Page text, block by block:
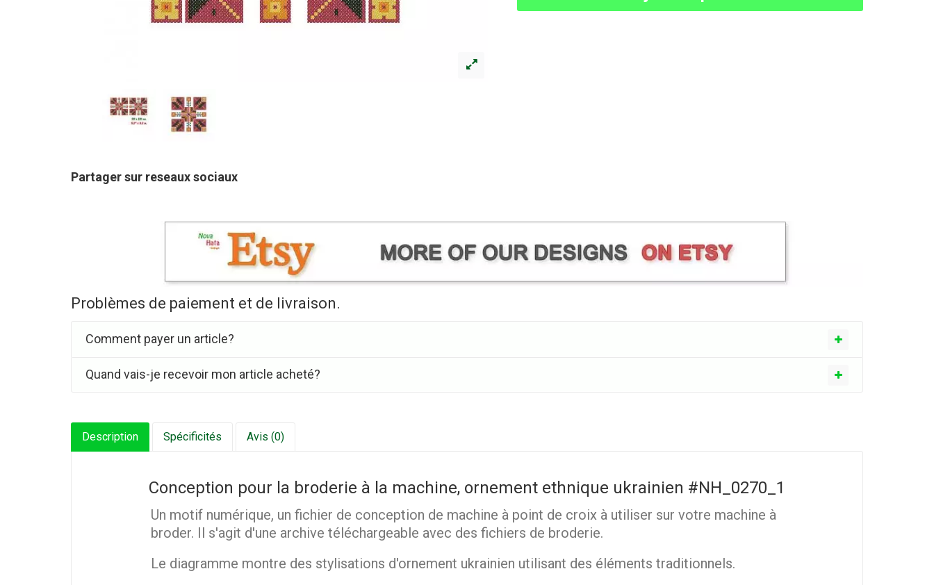
Partager sur reseaux sociaux
Problèmes de paiement et de livraison.
Comment payer un article?
Quand vais-je recevoir mon article acheté?
Description Spécificités Avis (0)
Conception pour la broderie à la machine, ornement ethnique ukrainien #NH_0270_1
Un motif numérique, un fichier de conception de machine à point de croix à utiliser sur votre machine à
broder. Il s'agit d'une archive téléchargeable avec des fichiers de broderie.
Le diagramme montre des stylisations d'ornement ukrainien utilisant des éléments traditionnels.